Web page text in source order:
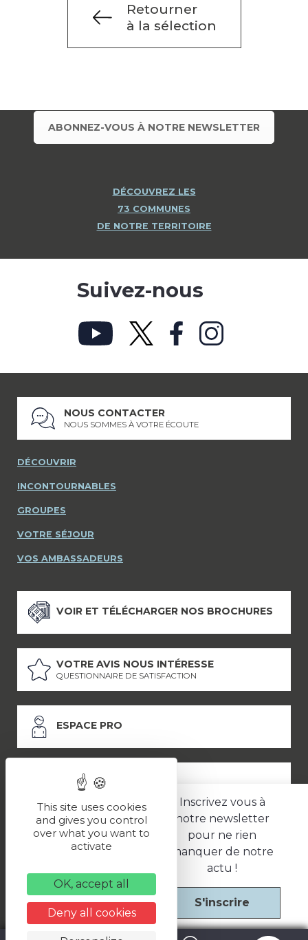
Retourner
à la sélection
Inscrivez vous à
notre newsletter
pour ne rien
manquer de notre
actu !
S'inscrire
ABONNEZ-VOUS À NOTRE NEWSLETTER
DÉCOUVREZ LES
73 COMMUNES
DE NOTRE TERRITOIRE
Suivez-nous
NOUS CONTACTER
NOUS SOMMES À VOTRE ÉCOUTE
DÉCOUVRIR
INCONTOURNABLES
GROUPES
VOTRE SÉJOUR
VOS AMBASSADEURS
VOIR ET TÉLÉCHARGER NOS BROCHURES
VOTRE AVIS NOUS INTÉRESSE
QUESTIONNAIRE DE SATISFACTION
ESPACE PRO
ESPACE PRESSE
LES PARTENAIRES
Politique de confidentialité
Une réalisation
This site uses cookies
and gives you control
over what you want to
activate
OK, accept all
Deny all cookies